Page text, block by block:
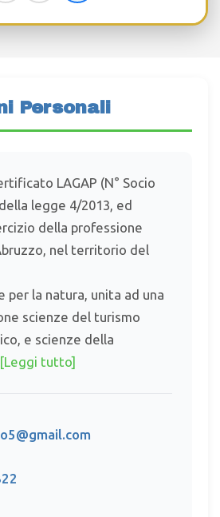
Personali
LAGAP (N° Socio
legge 4/2013, ed
della professione
nel territorio del
per la natura, unita ad una
scienze del turismo
e scienze della
[Leggi tutto]